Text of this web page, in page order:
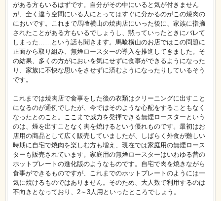
がある方もいるはずです。自分がその中にいると気が付きません
が、全く違う空間にいる人にとってはすぐに分かるのがこの焼肉の
においです。これまで馬喰横山の焼肉店にいった後に、家族に指摘
されたことがある方もいるでしょうし、黙っていったときにバレて
しまった……という話も聞きます。馬喰横山のお店ではこの問題に
正面から取り組み、無煙ロースターの導入を推進してきました。そ
の結果、多くの方がにおいを気にせずに食事ができるようになった
り、家族に不快な思いをさせずに済むようになったりしているそう
です。
これまでは焼肉店で食事をした後の衣類はクリーニングに出すこと
になるのが通例でしたが、今ではそのような心配をすることもなく
なったとのこと。ここまで威力を発揮できる無煙ロースターという
のは、煙を出すことなく肉を焼けるという優れものです。最初はお
店用の商品として広く販売していましたが、しばらく外食が難しい
時期に自宅で焼肉を楽しむ方も増え、現在では家庭用の無煙ロース
ターも販売されています。家庭用の無煙ロースターはいわゆる昔の
ホットプレートの進化版のようなものです。自宅で肉を焼きながら
食事ができるものですが、これまでのホットプレートのようには一
気に焼けるものではありません。そのため、大人数で利用するのは
不向きとなっており、2～3人用といったところでしょう。